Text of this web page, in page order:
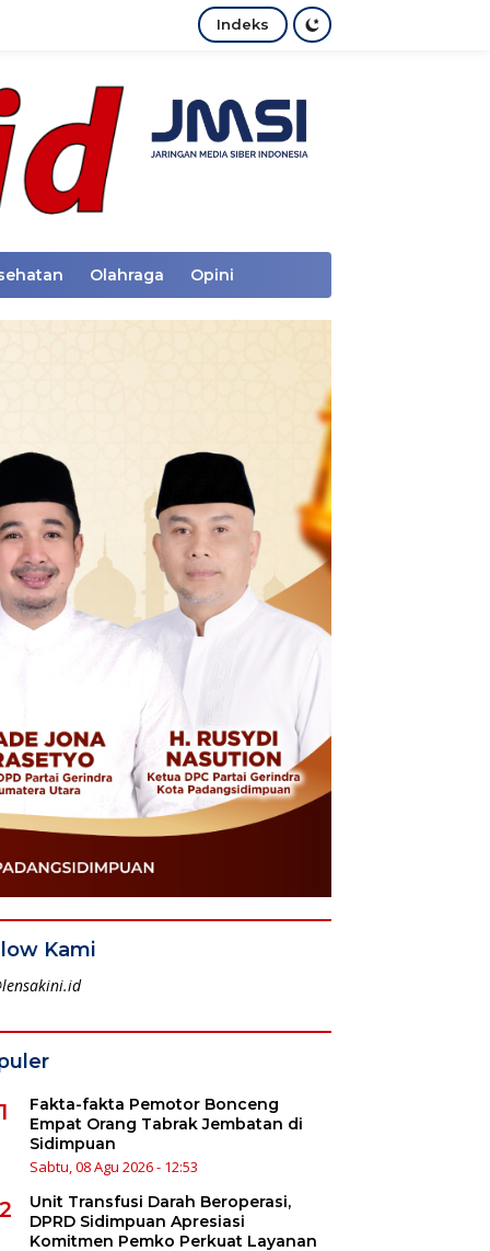
Indeks
Olahraga Opini
Kami
Fakta-fakta Pemotor Bonceng
Empat Orang Tabrak Jembatan di
Sidimpuan
Sabtu, 08 Agu 2026 - 12:53
Unit Transfusi Darah Beroperasi,
DPRD Sidimpuan Apresiasi
Komitmen Pemko Perkuat Layanan